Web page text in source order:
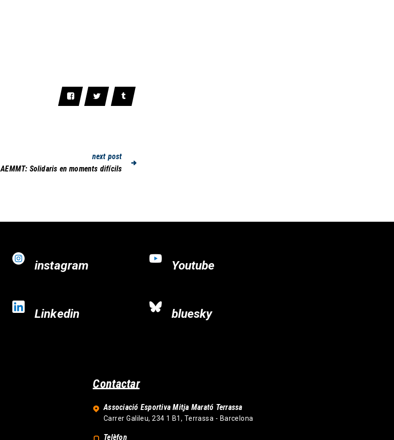
next post
AEMMT: Solidaris en moments difícils
instagram Youtube
Linkedin bluesky
Contactar
Associació Esportiva Mitja Marató Terrassa
Carrer Galileu, 234 1 B1, Terrassa - Barcelona
Telèfon